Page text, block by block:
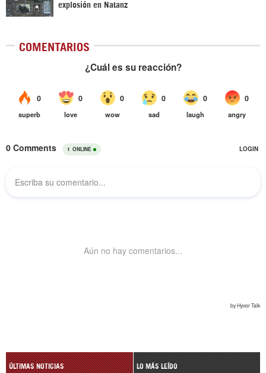
explosión en Natanz
COMENTARIOS
ÚLTIMAS NOTICIAS LO MÁS LEÍDO